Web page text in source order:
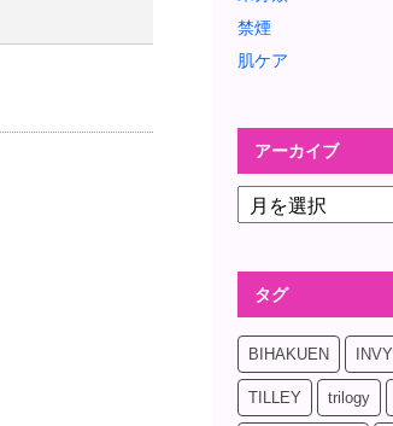
禁煙
肌ケア
アーカイブ
タグ
BIHAKUEN INVY
TILLEY trilogy